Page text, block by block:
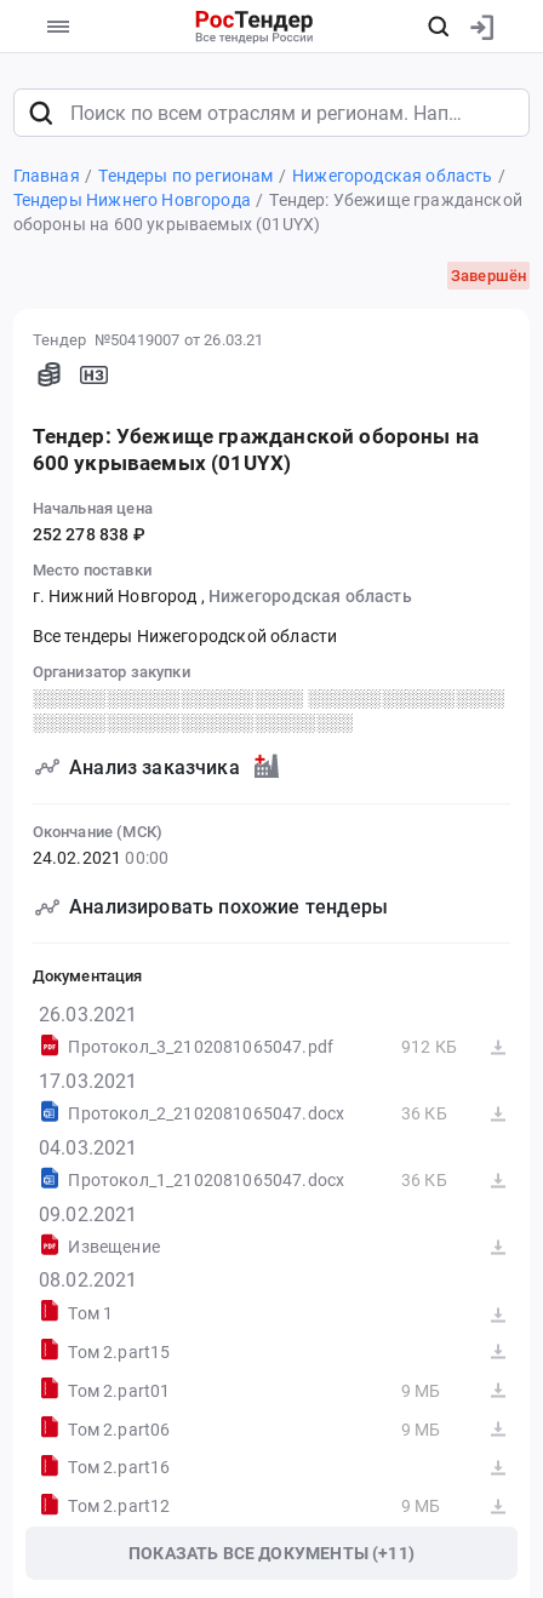
Главная Тендеры по регионам
Нижегородская область
Тендеры Нижнего Новгорода
Тендер: Убежище гражданской
обороны на 600 укрываемых (01UYX)
Завершён
Тендер №50419007 от 26.03.21
Тендер: Убежище гражданской обороны на
600 укрываемых (01UYX)
Начальная цена
252 278 838 ₽
Место поставки
г. Нижний Новгород , Нижегородская область
Все тендеры Нижегородской области
Организатор закупки
░░░░░░░░░░░░░░░░░░░░░░ ░░░░░░░░░░░░░░░░
░░░░░░░░░░░░░░░░░░░░░░░░░░
Анализ заказчика
Окончание (МСК)
24.02.2021 00:00
Анализировать похожие тендеры
Документация
26.03.2021
Протокол_3_2102081065047.pdf 912 КБ
17.03.2021
Протокол_2_2102081065047.docx 36 КБ
04.03.2021
Протокол_1_2102081065047.docx 36 КБ
09.02.2021
Извещение
08.02.2021
Том 1
Том 2.part15
Том 2.part01
9 МБ
Том 2.part06
9 МБ
Том 2.part16
Том 2.part12
9 МБ
ПОКАЗАТЬ ВСЕ ДОКУМЕНТЫ (+11)